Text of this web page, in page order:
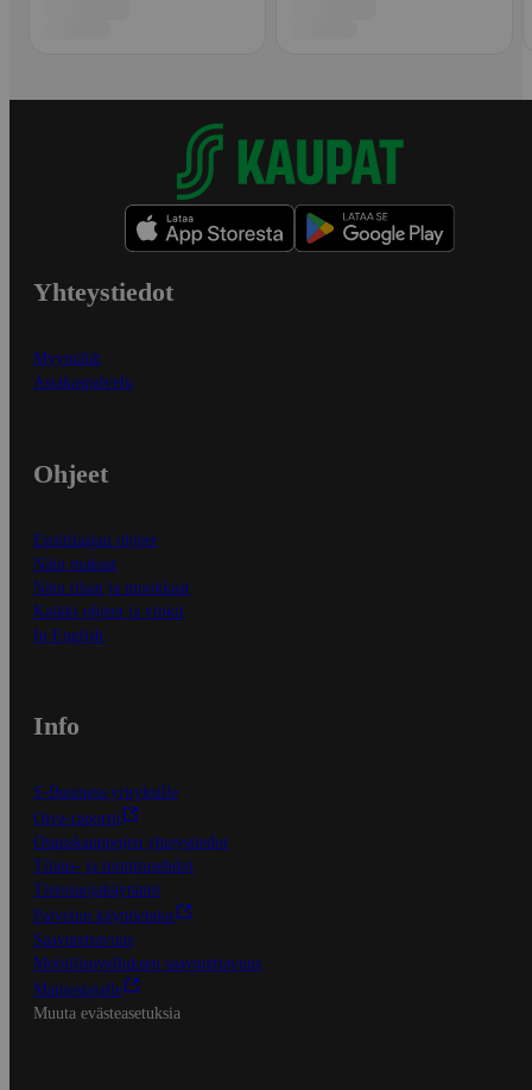
Yhteystiedot
Myymälät
Asiakaspalvelu
Ohjeet
Ensitilaajan ohjeet
Näin maksat
Näin tilaat ja muokkaat
Kaikki ohjeet ja vinkit
In English
Info
S-Business yrityksille
Oiva-raportit
Osuuskauppojen yhteystiedot
Tilaus- ja toimitusehdot
Tietosuojakäytäntö
Palvelun käyttöehdot
Saavutettavuus
Mobiilisovelluksen saavutettavuus
Mainostajalle
Muuta evästeasetuksia